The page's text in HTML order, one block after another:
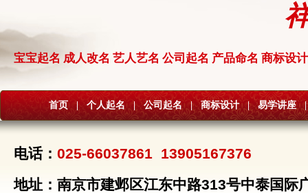
宝宝起名 成人改名 艺人艺名 公司起名 产品命名 商标设计
首页 | 个人起名 | 公司起名 | 商标设计 | 易学讲座 |
电话： 025-66037861 13905167376
地址：南京市建邺区江东中路313号中泰国际